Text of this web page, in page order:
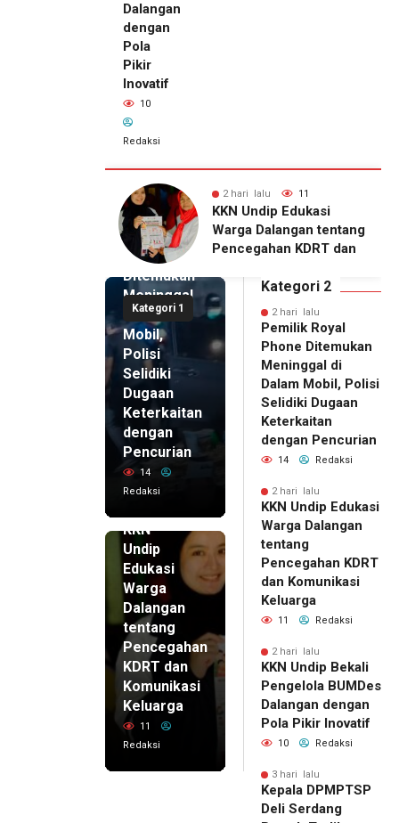
Dalangan
dengan
Pola
Pikir
Inovatif
10
Redaksi
2 hari lalu 10
KKN Undip Bekali
Pengelola BUMDes
Dalangan dengan Pola
Kategori 1
2 hari lalu
Pemilik
Royal
Phone
Ditemukan
Meninggal
di Dalam
Mobil,
Polisi
Selidiki
Dugaan
Keterkaitan
dengan
Pencurian
14
Redaksi
KKN
Undip
Edukasi
Warga
Dalangan
tentang
Pencegahan
KDRT dan
Komunikasi
Keluarga
11
Redaksi
Kategori 2
2 hari lalu
Pemilik Royal
Phone Ditemukan
Meninggal di
Dalam Mobil, Polisi
Selidiki Dugaan
Keterkaitan
dengan Pencurian
14 Redaksi
2 hari lalu
KKN Undip Edukasi
Warga Dalangan
tentang
Pencegahan KDRT
dan Komunikasi
Keluarga
11 Redaksi
2 hari lalu
KKN Undip Bekali
Pengelola BUMDes
Dalangan dengan
Pola Pikir Inovatif
10 Redaksi
3 hari lalu
Kepala DPMPTSP
Deli Serdang